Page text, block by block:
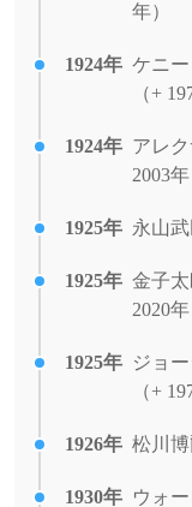
年）
1924年 ケニ
（+
1924年 アレ
2003年
1925年 永山武
1925年 金子
2020年
1925年 ジョ
（+
1926年 松川博
1930年 ウォ